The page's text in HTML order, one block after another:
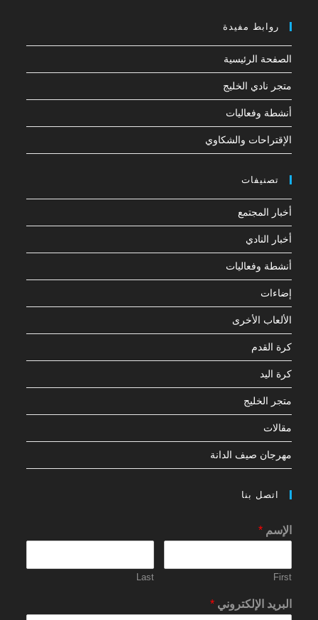
روابط مفيدة
الصفحة الرئيسية
متجر نادي الخليج
أنشطة وفعاليات
الإقتراحات والشكاوي
تصنيفات
أخبار المجتمع
أخبار النادي
أنشطة وفعاليات
إضاءات
الألعاب الأخرى
كرة القدم
كرة اليد
متجر الخليج
مقالات
مهرجان صيف الدانة
اتصل بنا
الإسم*
First
Last
البريد الإلكتروني*